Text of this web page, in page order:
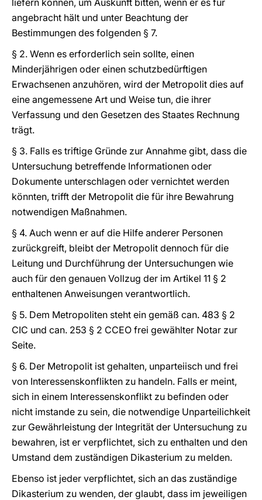
liefern können, um Auskunft bitten, wenn er es für
angebracht hält und unter Beachtung der
Bestimmungen des folgenden § 7.
§ 2. Wenn es erforderlich sein sollte, einen
Minderjährigen oder einen schutzbedürftigen
Erwachsenen anzuhören, wird der Metropolit dies auf
eine angemessene Art und Weise tun, die ihrer
Verfassung und den Gesetzen des Staates Rechnung
trägt.
§ 3. Falls es triftige Gründe zur Annahme gibt, dass die
Untersuchung betreffende Informationen oder
Dokumente unterschlagen oder vernichtet werden
könnten, trifft der Metropolit die für ihre Bewahrung
notwendigen Maßnahmen.
§ 4. Auch wenn er auf die Hilfe anderer Personen
zurückgreift, bleibt der Metropolit dennoch für die
Leitung und Durchführung der Untersuchungen wie
auch für den genauen Vollzug der im Artikel 11 § 2
enthaltenen Anweisungen verantwortlich.
§ 5. Dem Metropoliten steht ein gemäß can. 483 § 2
CIC und can. 253 § 2 CCEO frei gewählter Notar zur
Seite.
§ 6. Der Metropolit ist gehalten, unparteiisch und frei
von Interessenskonflikten zu handeln. Falls er meint,
sich in einem Interessenskonflikt zu befinden oder
nicht imstande zu sein, die notwendige Unparteilichkeit
zur Gewährleistung der Integrität der Untersuchung zu
bewahren, ist er verpflichtet, sich zu enthalten und den
Umstand dem zuständigen Dikasterium zu melden.
Ebenso ist jeder verpflichtet, sich an das zuständige
Dikasterium zu wenden, der glaubt, dass im jeweiligen